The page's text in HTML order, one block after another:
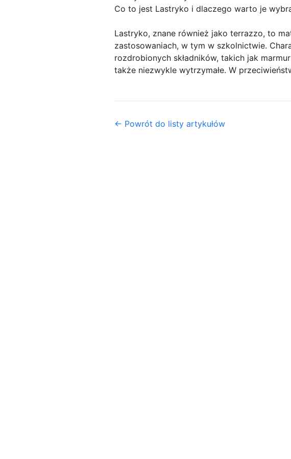
Co to jest Lastryko i dlaczego warto je
Lastryko, znane również jako terrazzo, to
zastosowaniach, w tym w szkolnictwie.
rozdrobionych składników, takich jak
także niezwykle wytrzymałe. W
← Powrót do listy artykułów